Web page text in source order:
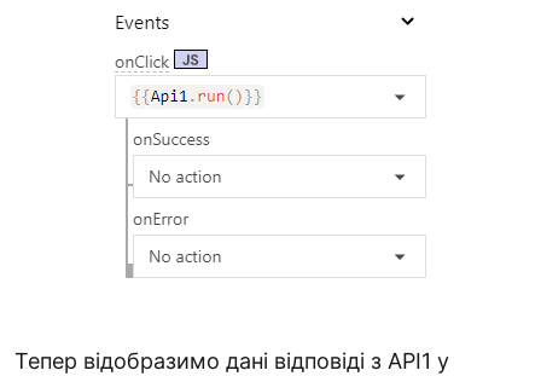
Тепер відобразимо дані відповіді з API1 у